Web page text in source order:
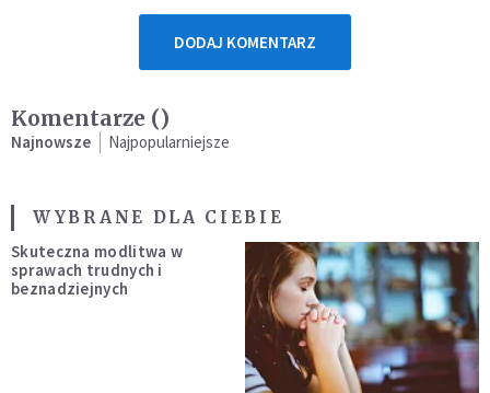
DODAJ KOMENTARZ
Komentarze ()
Najnowsze Najpopularniejsze
WYBRANE DLA CIEBIE
Skuteczna modlitwa w
sprawach trudnych i
beznadziejnych